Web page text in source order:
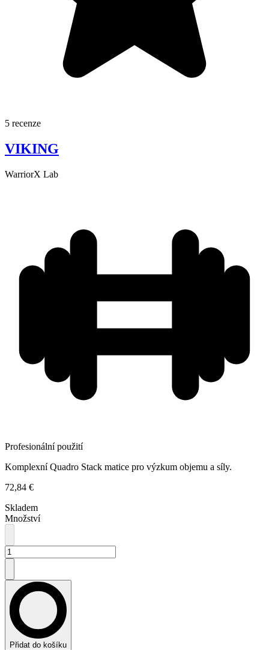
5 recenze
VIKING
WarriorX Lab
Profesionální použití
Komplexní Quadro Stack matice pro výzkum objemu a síly.
72,84 €
Skladem
Množství
Přidat do košíku